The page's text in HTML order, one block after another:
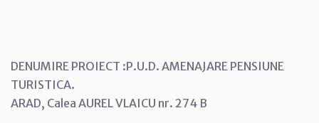
DENUMIRE PROIECT :P.U.D. AMENAJARE PENSIUNE
TURISTICA.
ARAD, Calea AUREL VLAICU nr. 274 B